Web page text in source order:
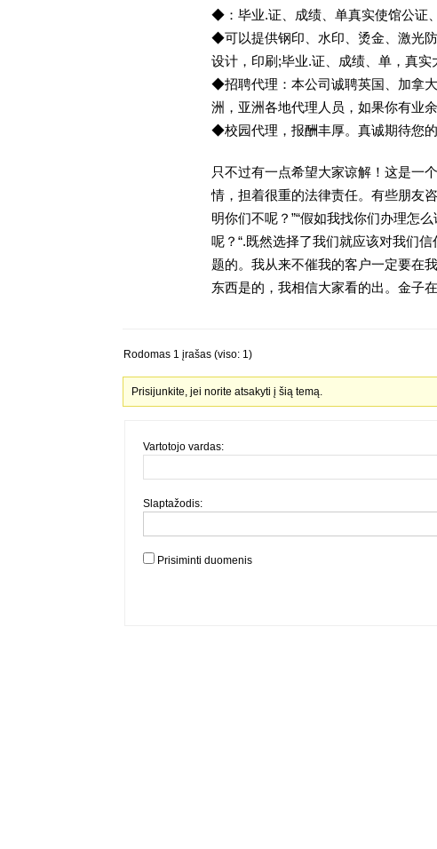
◆：毕业.证、成绩、单真实使馆公证
◆可以提供钢印、水印、烫金、激光
设计，印刷;毕业.证、成绩、单，真实
◆招聘代理：本公司诚聘英国、加拿
洲，亚洲各地代理人员，如果你有业
◆校园代理，报酬丰厚。真诚期待您
只不过有一点希望大家谅解！这是一
情，担着很重的法律责任。有些朋友
明你们不呢？”“假如我找你们办理怎
呢？“.既然选择了我们就应该对我们
题的。我从来不催我的客户一定要在
东西是的，我相信大家看的出。金子
Rodomas 1 įrašas (viso: 1)
Prisijunkite, jei norite atsakyti į šią temą.
Vartotojo vardas:
Slaptažodis:
Prisiminti duomenis